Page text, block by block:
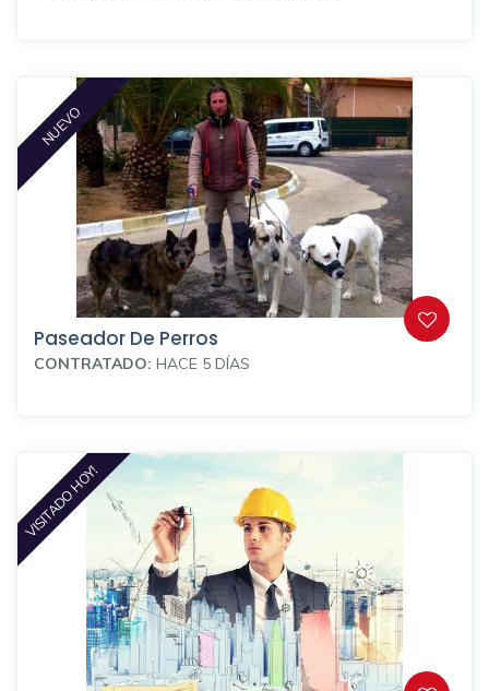
NUEVO
Paseador De Perros
CONTRATADO: HACE 5 DÍAS
VISITADO HOY!